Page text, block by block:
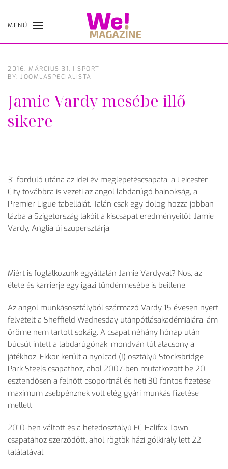
Skip
MENÜ
2016. MÁRCIUS 31. | SPORT
BY: JOOMLASPECIALISTA
Jamie Vardy mesébe illő
sikere
31 forduló utána az idei év meglepetéscsapata, a Leicester
City továbbra is vezeti az angol labdarúgó bajnokság, a
Premier Ligue tabelláját. Talán csak egy dolog hozza jobban
lázba a Szigetország lakóit a kiscsapat eredményeitől: Jamie
Vardy, Anglia új szupersztárja.
Miért is foglalkozunk egyáltalán Jamie Vardyval? Nos, az
élete és karrierje egy igazi tündérmesébe is beillene.
Az angol munkásosztályból származó Vardy 15 évesen nyert
felvételt a Sheffield Wednesday utánpótlásakadémiájára, ám
öröme nem tartott sokáig. A csapat néhány hónap után
búcsút intett a labdarúgónak, mondván túl alacsony a
játékhoz. Ekkor került a nyolcad (!) osztályú Stocksbridge
Park Steels csapathoz, ahol 2007-ben mutatkozott be 20
esztendősen a felnőtt csoportnál és heti 30 fontos fizetése
maximum zsebpénznek volt elég gyári munkás fizetése
mellett.
2010-ben váltott és a hetedosztályú FC Halifax Town
csapatához szerződött, ahol rögtök házi gólkirály lett 22
találatával.